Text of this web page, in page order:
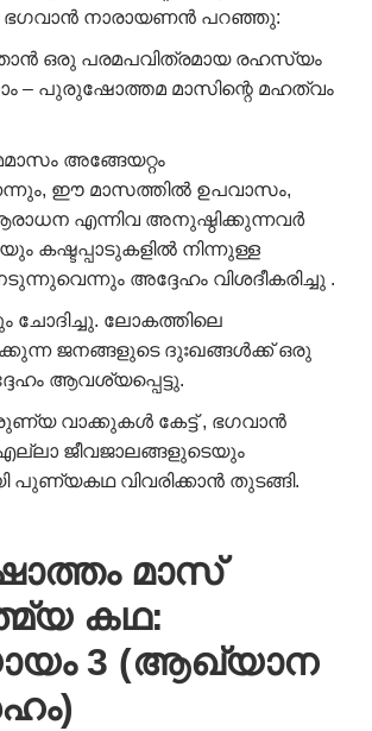
ഭഗവാൻ നാരായണൻ പറഞ്ഞു:
ഒരു പരമപവിത്രമായ രഹസ്യം
– പുരുഷോത്തമ മാസിന്റെ മഹത്വം
അങ്ങേയറ്റം
ഈ മാസത്തിൽ ഉപവാസം,
എന്നിവ അനുഷ്ഠിക്കുന്നവർ
കഷ്ടപ്പാടുകളിൽ നിന്നുള്ള
അദ്ദേഹം വിശദീകരിച്ചു .
ചോദിച്ചു. ലോകത്തിലെ
ജനങ്ങളുടെ ദുഃഖങ്ങൾക്ക് ഒരു
ആവശ്യപ്പെട്ടു.
വാക്കുകൾ കേട്ട് , ഭഗവാൻ
ജീവജാലങ്ങളുടെയും
പുണ്യകഥ വിവരിക്കാൻ തുടങ്ങി.
മാസ്
കഥ:
3 (ആഖ്യാന